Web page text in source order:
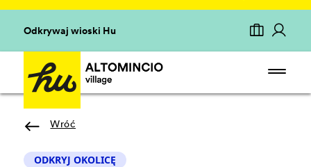
Odkrywaj wioski Hu
Wróć
ODKRYJ OKOLICĘ